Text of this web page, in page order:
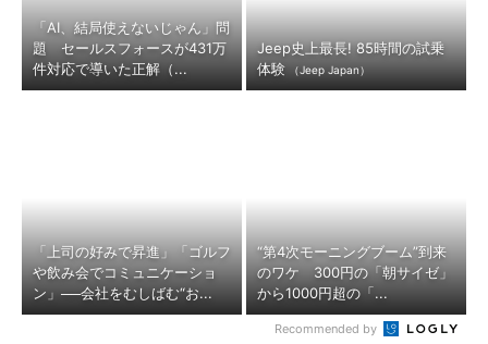
「AI、結局使えないじゃん」問
題 セールスフォースが431万
件対応で導いた正解（...
Jeep史上最長! 85時間の試乗
体験
（Jeep Japan）
「上司の好みで昇進」「ゴルフ
や飲み会でコミュニケーショ
ン」──会社をむしばむ“お...
“第4次モーニングブーム”到来
のワケ 300円の「朝サイゼ」
から1000円超の「...
Recommended by